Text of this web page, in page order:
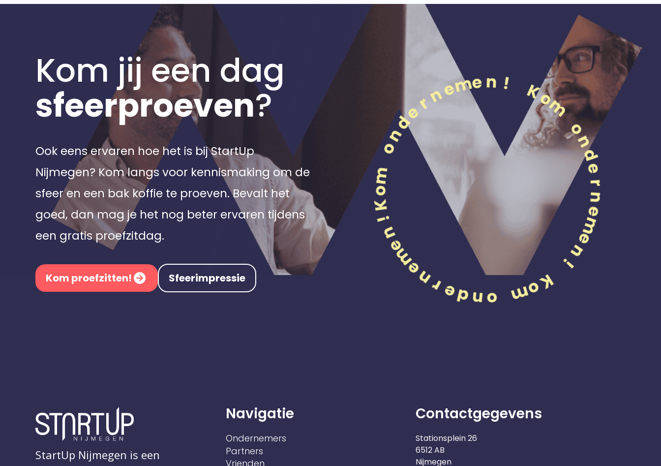
Kom jij een dag
sfeerproeven?
Ook eens ervaren hoe het is bij StartUp
Nijmegen? Kom langs voor kennismaking om de
sfeer en een bak koffie te proeven. Bevalt het
goed, dan mag je het nog beter ervaren tijdens
een gratis proefzitdag.
Kom proefzitten! Sfeerimpressie
StartUp Nijmegen is een
Navigatie
Ondernemers
Partners
Vrienden
Contactgegevens
Stationsplein 26
6512 AB
Nijmegen